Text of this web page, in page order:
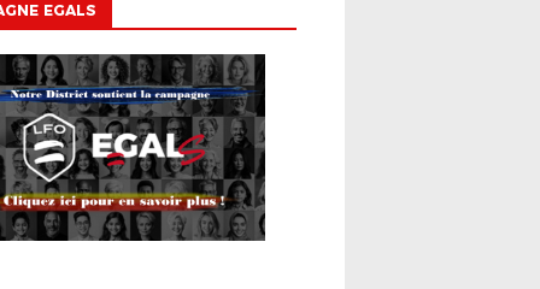
EGALS